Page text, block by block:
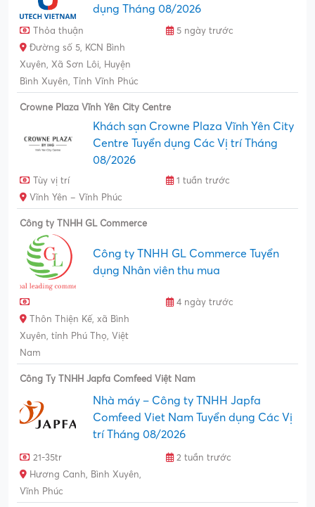
dụng Tháng 08/2026
Thỏa thuận
5 ngày trước
Đường số 5, KCN Bình
Xuyên, Xã Sơn Lôi, Huyện
Bình Xuyên, Tỉnh Vĩnh Phúc
Crowne Plaza Vĩnh Yên City Centre
Khách sạn Crowne Plaza Vĩnh Yên City
Centre Tuyển dụng Các Vị trí Tháng
08/2026
Tùy vị trí
1 tuần trước
Vĩnh Yên – Vĩnh Phúc
Công ty TNHH GL Commerce
Công ty TNHH GL Commerce Tuyển
dụng Nhân viên thu mua
4 ngày trước
Thôn Thiện Kế, xã Bình
Xuyên, tỉnh Phú Thọ, Việt
Nam
Công Ty TNHH Japfa Comfeed Việt Nam
Nhà máy – Công ty TNHH Japfa
Comfeed Viet Nam Tuyển dụng Các Vị
trí Tháng 08/2026
21-35tr
2 tuần trước
Hương Canh, Bình Xuyên,
Vĩnh Phúc